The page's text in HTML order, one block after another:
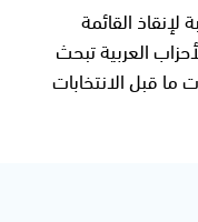
القائمة
العربية تبحث
ما قبل الانتخابات